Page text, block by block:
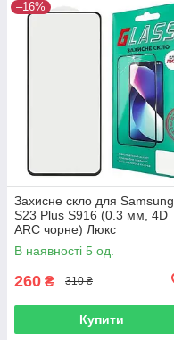
–16%
Захисне скло для Samsung
S23 Plus S916 (0.3 мм, 4D
ARC чорне) Люкс
В наявності 5 од.
260 ₴ 310 ₴
Купити